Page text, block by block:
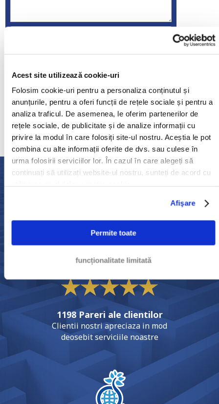
Acest site utilizează cookie-uri
Folosim cookie-uri pentru a personaliza conținutul și
anunțurile, pentru a oferi funcții de rețele sociale și pentru a
analiza traficul. De asemenea, le oferim partenerilor de
rețele sociale, de publicitate și de analize informații cu
privire la modul în care folosiți site-ul nostru. Aceștia le pot
combina cu alte informații oferite de dvs. sau culese în
urma folosirii serviciilor lor. În cazul în care alegeți să
continuați să utilizați website-ul nostru, sunteți de acord cu
Afişare
Permite toate
funcționalitate limitată
Adresa de E-mail
+40 316 300 840
Ne mandrim cu calitatea
8,9
1198 Pareri ale clientilor
Clientii nostri apreciaza in mod
deosebit serviciile noastre